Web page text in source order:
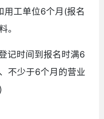
用工单位6个月(报名
。
记时间到报名时满6
不少于6个月的营业